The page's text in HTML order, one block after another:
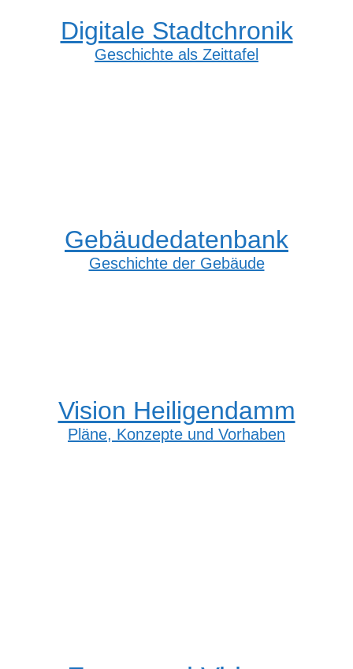
Digitale Stadtchronik
Geschichte als Zeittafel
Gebäudedatenbank
Geschichte der Gebäude
Vision Heiligendamm
Pläne, Konzepte und Vorhaben